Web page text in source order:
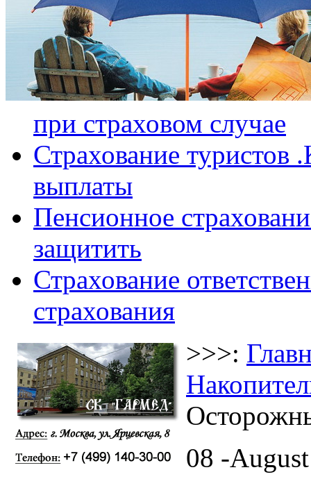
при страховом случае
Страхование туристов
выплаты
Пенсионное
защитить
Страхование
страхования
>>>:
08 -